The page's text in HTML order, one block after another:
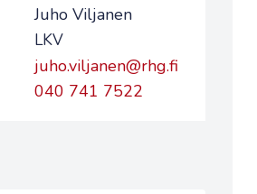
Juho Viljanen
LKV
juho.viljanen@rhg.fi
040 741 7522